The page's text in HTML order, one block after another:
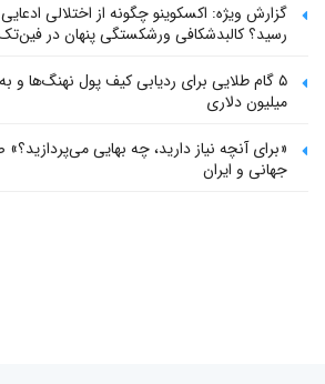
گزارش ویژه: اکسکوینو چگونه از اختلالی
رسید؟ کالبدشکافی ورشکستگی پنهان در فین‌تک
۵ گام طلایی برای ردیابی کیف پول‌ نهنگ‌ها
میلیون دلاری
«برای آنچه نیاز دارید، چه بهایی
جهانی و ایران